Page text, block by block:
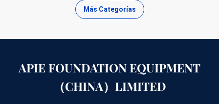
Más Categorías
APIE FOUNDATION EQUIPMENT
（CHINA）LIMITED